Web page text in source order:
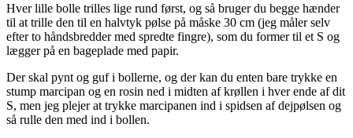
Hver lille bolle trilles lige rund først, og så bruger du begge hænder
til at trille den til en halvtyk pølse på måske 30 cm (jeg måler selv
efter to håndsbredder med spredte fingre), som du former til et S og
lægger på en bageplade med papir.
Der skal pynt og guf i bollerne, og der kan du enten bare trykke en
stump marcipan og en rosin ned i midten af krøllen i hver ende af dit
S, men jeg plejer at trykke marcipanen ind i spidsen af dejpølsen og
så rulle den med ind i bollen.